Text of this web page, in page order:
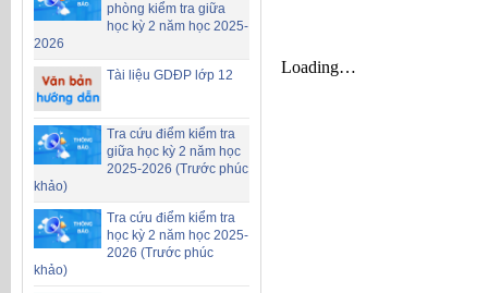
phòng kiểm tra giữa
học kỳ 2 năm học 2025-
2026
Tài liệu GDĐP lớp 12
Tra cứu điểm kiểm tra
giữa học kỳ 2 năm học
2025-2026 (Trước phúc
khảo)
Tra cứu điểm kiểm tra
học kỳ 2 năm học 2025-
2026 (Trước phúc
khảo)